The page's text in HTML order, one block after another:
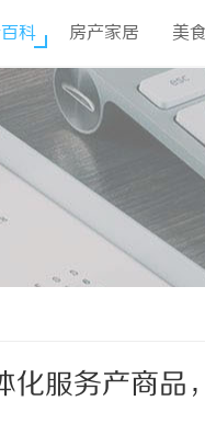
科 房产家居 美
化服务产商品